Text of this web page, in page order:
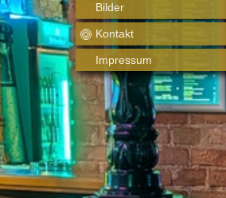
Bilder
Kontakt
Impressum